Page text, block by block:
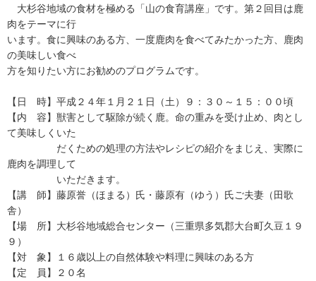
大杉谷地域の食材を極める「山の食育講座」です。第２回目は鹿
肉をテーマに行
います。食に興味のある方、一度鹿肉を食べてみたかった方、鹿肉
の美味しい食べ
方を知りたい方にお勧めのプログラムです。
【日 時】平成２４年１月２１日（土）９：３０～１５：００頃
【内 容】獣害として駆除が続く鹿。命の重みを受け止め、肉とし
て美味しくいた
だくための処理の方法やレシピの紹介をまじえ、実際に
鹿肉を調理して
いただきます。
【講 師】藤原誉（ほまる）氏・藤原有（ゆう）氏ご夫妻（田歌
舎）
【場 所】大杉谷地域総合センター（三重県多気郡大台町久豆１９
９）
【対 象】１６歳以上の自然体験や料理に興味のある方
【定 員】２０名